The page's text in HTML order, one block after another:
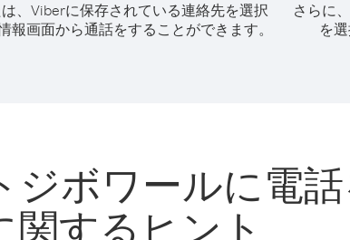
は、Viberに保存されている連絡先を選択
報画面から通話をすることができます。
さらに
を
ジボワールに電
関するヒント